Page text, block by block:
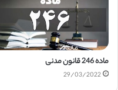
ماده 246 قانون مدنی
29/03/2022